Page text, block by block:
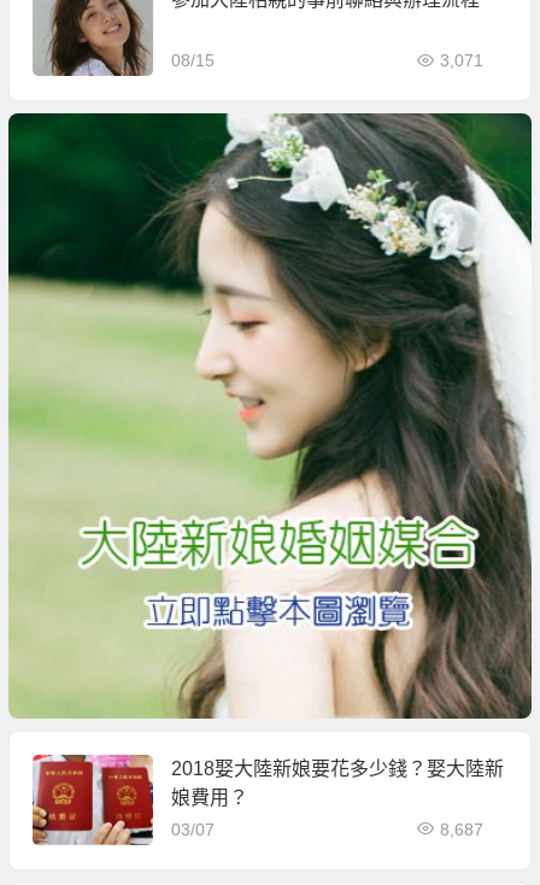
08/15 3,071
2018娶大陸新娘要花多少錢？娶大陸新
娘費用？
03/07 8,687